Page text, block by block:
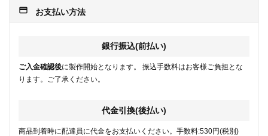
payment お支払い方法
銀行振込(前払い)
ご入金確認後に製作開始となります。 振込手数料はお客様ご負担とな
ります。ご了承ください。
代金引換(後払い)
商品到着時に配達員に代金をお支払いください。手数料:530円(税別)